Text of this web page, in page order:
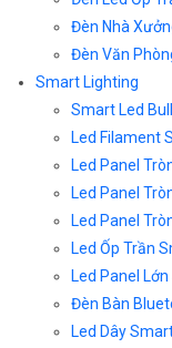
Đèn Nhà
Đèn Văn
Smart Lighting
Smart Led
Led Filament
Led Panel
Led Panel
Led Panel
Led Ốp Trần
Led Panel
Đèn Bàn
Led Dây